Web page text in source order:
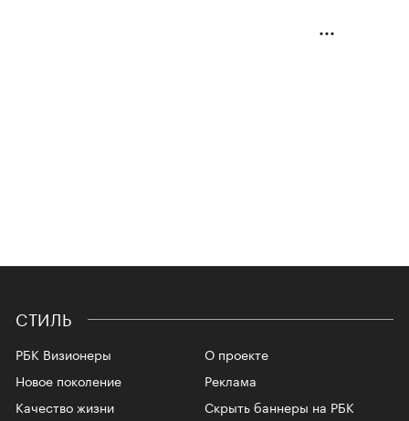
СТИЛЬ
РБК Визионеры
Новое поколение
Качество жизни
О проекте
Реклама
Скрыть баннеры на РБК